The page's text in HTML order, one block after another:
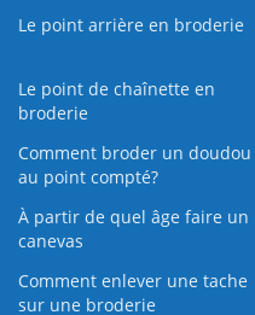
Le point arrière en broderie
Le point de chaînette en
broderie
Comment broder un doudou
au point compté?
À partir de quel âge faire un
canevas
Comment enlever une tache
sur une broderie